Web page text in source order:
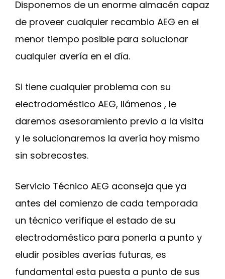
Disponemos de un enorme almacén capaz
de proveer cualquier recambio AEG en el
menor tiempo posible para solucionar
cualquier avería en el día.
Si tiene cualquier problema con su
electrodoméstico AEG, llámenos , le
daremos asesoramiento previo a la visita
y le solucionaremos la avería hoy mismo
sin sobrecostes.
Servicio Técnico AEG aconseja que ya
antes del comienzo de cada temporada
un técnico verifique el estado de su
electrodoméstico para ponerla a punto y
eludir posibles averías futuras, es
fundamental esta puesta a punto de sus